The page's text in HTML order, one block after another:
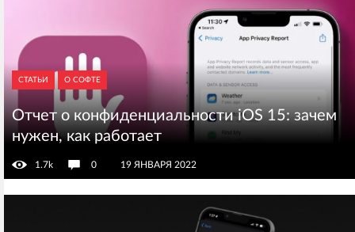
СТАТЬИ О СОФТЕ
Отчет о конфиденциальности iOS 15: зачем
нужен, как работает
1.7k 0 19 ЯНВАРЯ 2022